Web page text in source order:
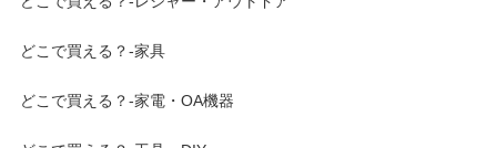
どこで買える？-家具
どこで買える？-家電・OA機器